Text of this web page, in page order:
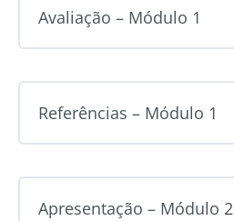
Avaliação – Módulo 1
Referências – Módulo 1
Apresentação – Módulo 2